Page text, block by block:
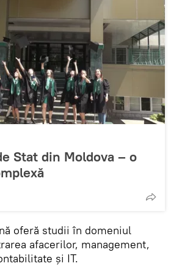
Stat din Moldova – o
oferă studii în domeniul
afacerilor, management,
și IT.